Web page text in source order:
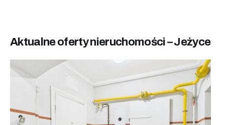
Aktualne oferty nieruchomości – Jeżyce